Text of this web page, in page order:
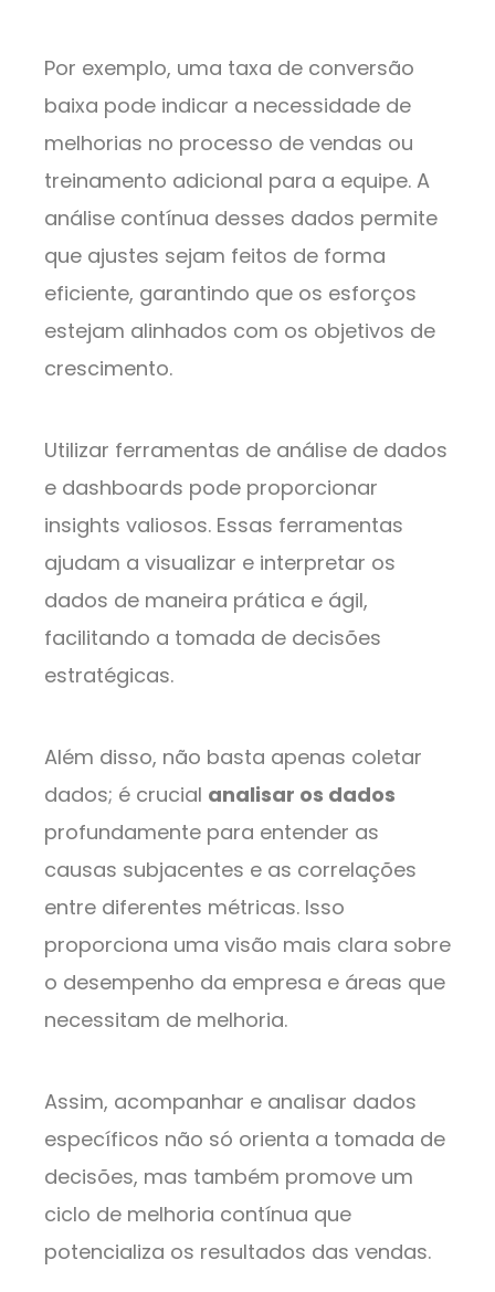
Por exemplo, uma taxa de conversão
baixa pode indicar a necessidade de
melhorias no processo de vendas ou
treinamento adicional para a equipe. A
análise contínua desses dados permite
que ajustes sejam feitos de forma
eficiente, garantindo que os esforços
estejam alinhados com os objetivos de
crescimento.
Utilizar ferramentas de análise de dados
e dashboards pode proporcionar
insights valiosos. Essas ferramentas
ajudam a visualizar e interpretar os
dados de maneira prática e ágil,
facilitando a tomada de decisões
estratégicas.
Além disso, não basta apenas coletar
dados; é crucial analisar os dados
profundamente para entender as
causas subjacentes e as correlações
entre diferentes métricas. Isso
proporciona uma visão mais clara sobre
o desempenho da empresa e áreas que
necessitam de melhoria.
Assim, acompanhar e analisar dados
específicos não só orienta a tomada de
decisões, mas também promove um
ciclo de melhoria contínua que
potencializa os resultados das vendas.